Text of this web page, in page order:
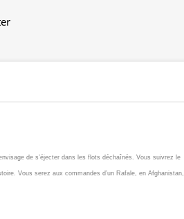
de s’éjecter dans les flots déchaînés. Vous suivrez le
Vous serez aux commandes d’un Rafale, en Afghanistan,